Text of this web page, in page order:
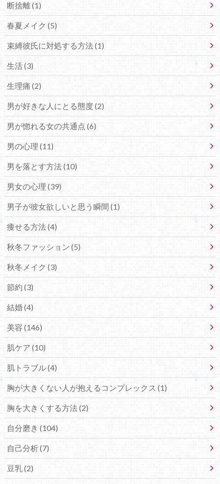
断捨離 (1)
春夏メイク (5)
束縛彼氏に対処する方法 (1)
生活 (3)
生理痛 (2)
男が好きな人にとる態度 (2)
男が惚れる女の共通点 (6)
男の心理 (11)
男を落とす方法 (10)
男女の心理 (39)
男子が彼女欲しいと思う瞬間 (1)
痩せる方法 (4)
秋冬ファッション (5)
秋冬メイク (3)
節約 (3)
結婚 (4)
美容 (146)
肌ケア (10)
肌トラブル (4)
胸が大きくない人が抱えるコンプレックス (1)
胸を大きくする方法 (2)
自分磨き (104)
自己分析 (7)
豆乳 (2)